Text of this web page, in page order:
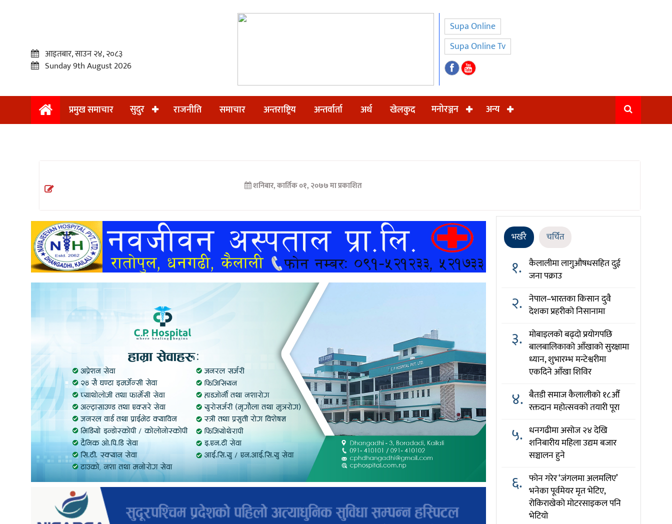
प्रमुख
अन्तराष्ट्रिय
अन्तर्वार्ता
खेलकुद
आइतबार, साउन २४, २०८३
Sunday 9th August 2026
Supa Online
Supa Online Tv
प्रमुख समाचार सुदुर राजनीति समाचार अन्तराष्ट्रिय अन्तर्वार्ता अर्थ खेलकुद मनोरञ्जन अन्य
शनिबार, कार्तिक ०१, २०७७ मा प्रकाशित
भर्खरै चर्चित
१. कैलालीमा लागुऔषधसहित दुई
जना पक्राउ
२. नेपाल–भारतका किसान दुवै
देशका प्रहरीको निसानामा
३. मोबाइलको बढ्दो प्रयोगपछि
बालबालिकाको आँखाको सुरक्षामा
ध्यान, शुभारम्भ मन्टेश्वरीमा
एकदिने आँखा शिविर
४. बैतडी समाज कैलालीको १८औँ
रक्तदान महोत्सवको तयारी पूरा
५. धनगढीमा असोज २४ देखि
शनिबारीय महिला उद्यम बजार
सञ्चालन हुने
६. फोन गरेर ‘जंगलमा अलमलिए’
भनेका पूर्वमेयर मृत भेटिए,
रोकिराखेको मोटरसाइकल पनि
भेटियो